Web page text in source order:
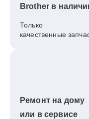
Brother в
Только
качественные
Ремонт на дому
или в сервисе